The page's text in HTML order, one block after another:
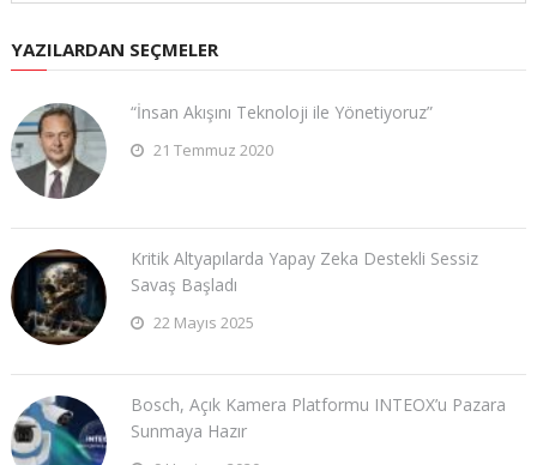
YAZILARDAN SEÇMELER
“İnsan Akışını Teknoloji ile Yönetiyoruz”
21 Temmuz 2020
Kritik Altyapılarda Yapay Zeka Destekli Sessiz
Savaş Başladı
22 Mayıs 2025
Bosch, Açık Kamera Platformu INTEOX’u Pazara
Sunmaya Hazır